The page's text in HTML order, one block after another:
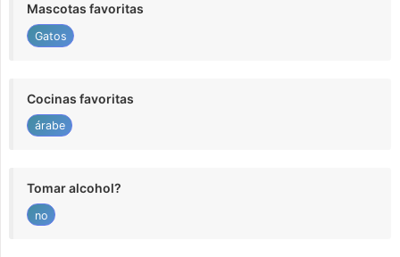
Mascotas favoritas
Gatos
Cocinas favoritas
árabe
Tomar alcohol?
no